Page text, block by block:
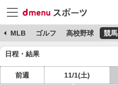
MLB ゴルフ 高校野球 競馬
日程・結果
前週 11/1(土)